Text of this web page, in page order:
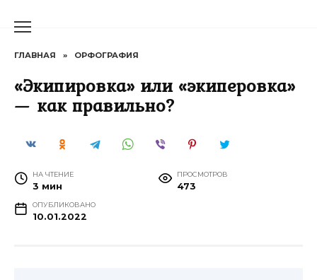
ГЛАВНАЯ » ОРФОГРАФИЯ
«Экипировка» или «экиперовка»
— как правильно?
НА ЧТЕНИЕ
3 мин
ПРОСМОТРОВ
473
ОПУБЛИКОВАНО
10.01.2022